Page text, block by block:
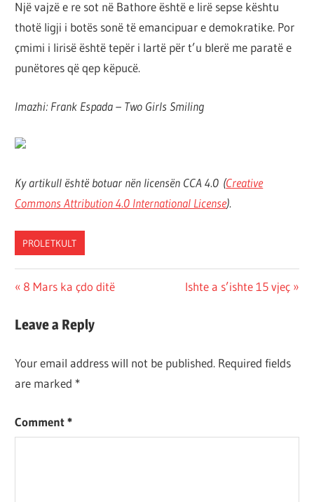
Një vajzë e re sot në Bathore është e lirë sepse kështu
thotë ligji i botës sonë të emancipuar e demokratike. Por
çmimi i lirisë është tepër i lartë për t’u blerë me paratë e
punëtores që qep këpucë.
Imazhi: Frank Espada – Two Girls Smiling
Ky artikull është botuar nën licensën CCA 4.0 (Creative
Commons Attribution 4.0 International License).
PROLETKULT
Post
navigation
Previous
8 Mars ka çdo ditë
Next
Ishte a s’ishte 15 vjeç
Leave a Reply
Your email address will not be published. Required fields
are marked *
Comment*